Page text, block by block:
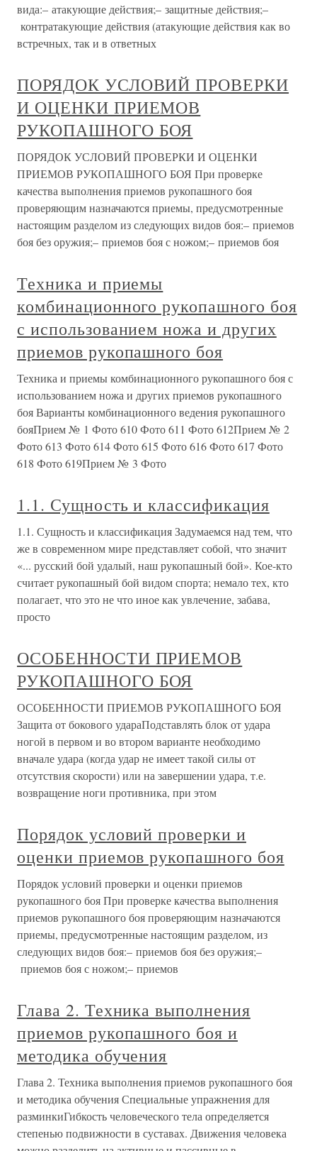
вида:– атакующие действия;– защитные действия;–
контратакующие действия (атакующие действия как во
встречных, так и в ответных
ПОРЯДОК УСЛОВИЙ ПРОВЕРКИ
И ОЦЕНКИ ПРИЕМОВ
РУКОПАШНОГО БОЯ
ПОРЯДОК УСЛОВИЙ ПРОВЕРКИ И ОЦЕНКИ
ПРИЕМОВ РУКОПАШНОГО БОЯ При проверке
качества выполнения приемов рукопашного боя
проверяющим назначаются приемы, предусмотренные
настоящим разделом из следующих видов боя:– приемов
боя без оружия;– приемов боя с ножом;– приемов боя
Техника и приемы
комбинационного рукопашного боя
с использованием ножа и других
приемов рукопашного боя
Техника и приемы комбинационного рукопашного боя с
использованием ножа и других приемов рукопашного
боя Варианты комбинационного ведения рукопашного
бояПрием № 1 Фото 610 Фото 611 Фото 612Прием № 2
Фото 613 Фото 614 Фото 615 Фото 616 Фото 617 Фото
618 Фото 619Прием № 3 Фото
1.1. Сущность и классификация
1.1. Сущность и классификация Задумаемся над тем, что
же в современном мире представляет собой, что значит
«... русский бой удалый, наш рукопашный бой». Кое-кто
считает рукопашный бой видом спорта; немало тех, кто
полагает, что это не что иное как увлечение, забава,
просто
ОСОБЕННОСТИ ПРИЕМОВ
РУКОПАШНОГО БОЯ
ОСОБЕННОСТИ ПРИЕМОВ РУКОПАШНОГО БОЯ
Защита от бокового удараПодставлять блок от удара
ногой в первом и во втором варианте необходимо
вначале удара (когда удар не имеет такой силы от
отсутствия скорости) или на завершении удара, т.е.
возвращение ноги противника, при этом
Порядок условий проверки и
оценки приемов рукопашного боя
Порядок условий проверки и оценки приемов
рукопашного боя При проверке качества выполнения
приемов рукопашного боя проверяющим назначаются
приемы, предусмотренные настоящим разделом, из
следующих видов боя:– приемов боя без оружия;–
приемов боя с ножом;– приемов
Глава 2. Техника выполнения
приемов рукопашного боя и
методика обучения
Глава 2. Техника выполнения приемов рукопашного боя
и методика обучения Специальные упражнения для
разминкиГибкость человеческого тела определяется
степенью подвижности в суставах. Движения человека